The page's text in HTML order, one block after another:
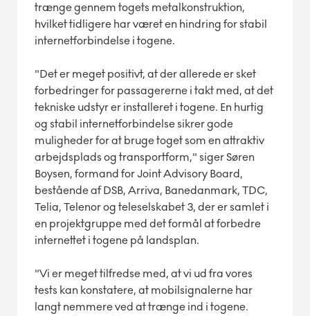
trænge gennem togets metalkonstruktion,
hvilket tidligere har været en hindring for stabil
internetforbindelse i togene.
"Det er meget positivt, at der allerede er sket
forbedringer for passagererne i takt med, at det
tekniske udstyr er installeret i togene. En hurtig
og stabil internetforbindelse sikrer gode
muligheder for at bruge toget som en attraktiv
arbejdsplads og transportform," siger Søren
Boysen, formand for Joint Advisory Board,
bestående af DSB, Arriva, Banedanmark, TDC,
Telia, Telenor og teleselskabet 3, der er samlet i
en projektgruppe med det formål at forbedre
internettet i togene på landsplan.
"Vi er meget tilfredse med, at vi ud fra vores
tests kan konstatere, at mobilsignalerne har
langt nemmere ved at trænge ind i togene.